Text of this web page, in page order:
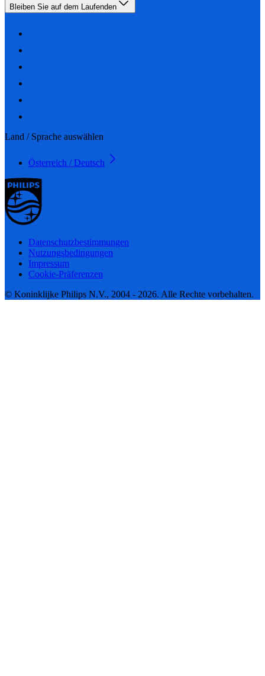
Bleiben Sie auf dem Laufenden
Land / Sprache auswählen
Österreich / Deutsch
Datenschutzbestimmungen
Nutzungsbedingungen
Impressum
Cookie-Präferenzen
© Koninklijke Philips N.V., 2004 - 2026. Alle Rechte vorbehalten.